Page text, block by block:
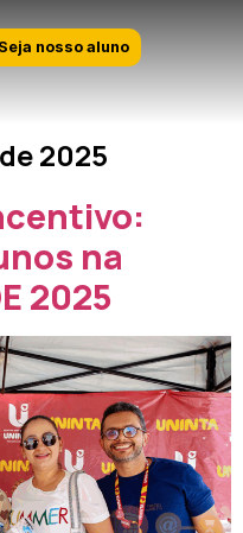
Seja nosso aluno
2025
na
2025